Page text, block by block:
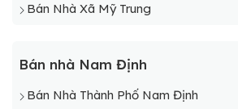
Bán Nhà Xã Mỹ Trung
Bán nhà Nam Định
Bán Nhà Thành Phố Nam Định